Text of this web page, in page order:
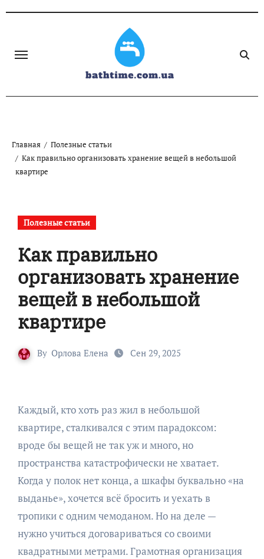
Главная
Полезные статьи
Как правильно организовать хранение вещей в небольшой
квартире
Полезные статьи
Как правильно
организовать хранение
вещей в небольшой
квартире
By Орлова Елена Сен 29, 2025
Каждый, кто хоть раз жил в небольшой
квартире, сталкивался с этим парадоксом:
вроде бы вещей не так уж и много, но
пространства катастрофически не хватает.
Когда у полок нет конца, а шкафы буквально «на
выданье», хочется всё бросить и уехать в
тропики с одним чемоданом. Но на деле —
нужно учиться договариваться со своими
квадратными метрами. Грамотная организация